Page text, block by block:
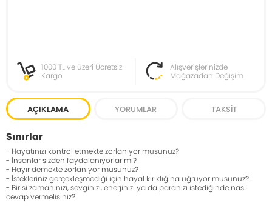
1000 TL ve üzeri Ücretsiz
Kargo
Alışverişlerinizde
Mağazadan Değişim
AÇIKLAMA YORUMLAR TAKSIT
Sınırlar
- Hayatınızı kontrol etmekte zorlanıyor musunuz?
- İnsanlar sizden faydalanıyorlar mı?
- Hayır demekte zorlanıyor musunuz?
- İstekleriniz gerçekleşmediği için hayal kırıklığına uğruyor musunuz?
- Birisi zamanınızı, sevginizi, enerjinizi ya da paranızı istediğinde nasıl
cevap vermelisiniz?